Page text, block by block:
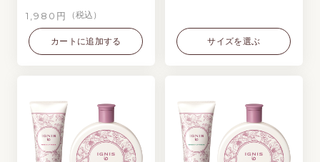
1,980円 （税込）
カートに追加する サイズを選ぶ